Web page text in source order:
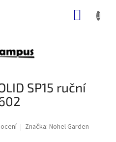
SP15 ruční
Značka: Nohel Garden